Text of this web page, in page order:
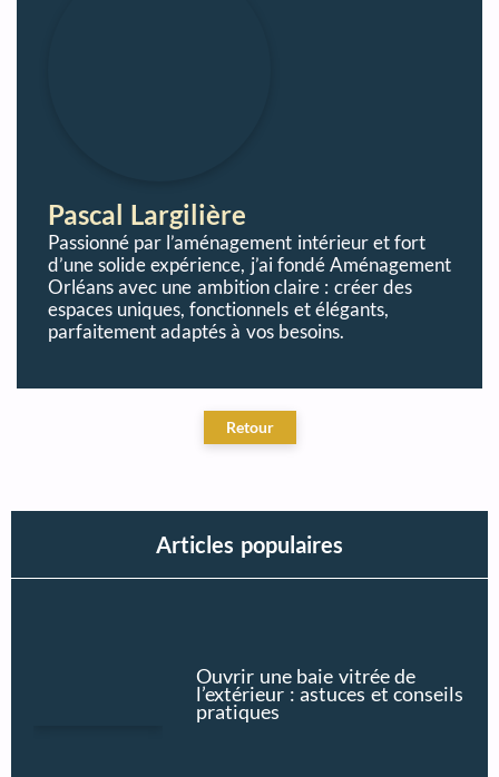
Pascal Largilière
Passionné par l’aménagement intérieur et fort
d’une solide expérience, j’ai fondé Aménagement
Orléans avec une ambition claire : créer des
espaces uniques, fonctionnels et élégants,
parfaitement adaptés à vos besoins.
Articles populaires
Ouvrir une baie vitrée de
l’extérieur : astuces et conseils
pratiques